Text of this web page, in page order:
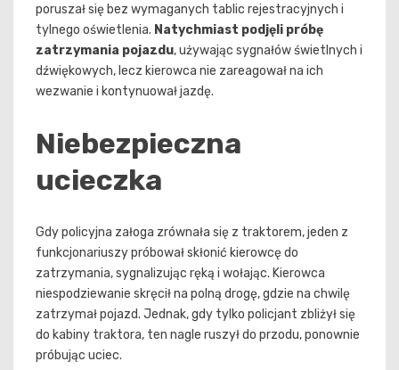
poruszał się bez wymaganych tablic rejestracyjnych i
tylnego oświetlenia. Natychmiast podjęli próbę
zatrzymania pojazdu, używając sygnałów świetlnych i
dźwiękowych, lecz kierowca nie zareagował na ich
wezwanie i kontynuował jazdę.
Niebezpieczna
ucieczka
Gdy policyjna załoga zrównała się z traktorem, jeden z
funkcjonariuszy próbował skłonić kierowcę do
zatrzymania, sygnalizując ręką i wołając. Kierowca
niespodziewanie skręcił na polną drogę, gdzie na chwilę
zatrzymał pojazd. Jednak, gdy tylko policjant zbliżył się
do kabiny traktora, ten nagle ruszył do przodu, ponownie
próbując uciec.